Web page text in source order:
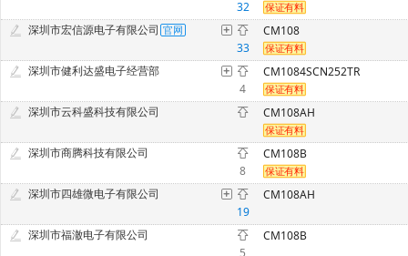
32
深圳市宏信源电子有限公司
33
CM108
深圳市健利达盛电子经营部
4
CM1084SCN252TR
深圳市云科盛科技有限公司 CM108AH
深圳市商腾科技有限公司
8
CM108B
深圳市四雄微电子有限公司
19
CM108AH
深圳市福澈电子有限公司
5
CM108B